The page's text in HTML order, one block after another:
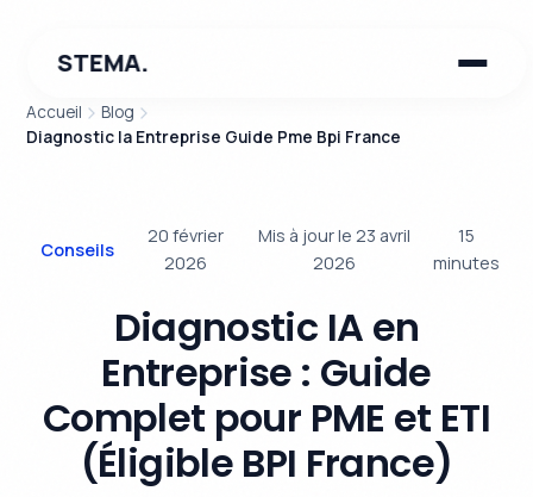
STEMA.
Accueil
Blog
Diagnostic Ia Entreprise Guide Pme Bpi France
Conseils
20 février
2026
Mis à jour le 23 avril
2026
15
minutes
Diagnostic IA en
Entreprise : Guide
Complet pour PME et ETI
(Éligible BPI France)